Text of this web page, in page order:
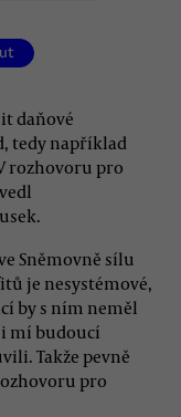
daňové
tedy například
rozhovoru pro
Sněmovně sílu
je nesystémové,
by s ním neměl
mí budoucí
Takže pevně
pro